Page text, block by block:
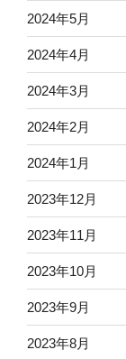
2024年5月
2024年4月
2024年3月
2024年2月
2024年1月
2023年12月
2023年11月
2023年10月
2023年9月
2023年8月